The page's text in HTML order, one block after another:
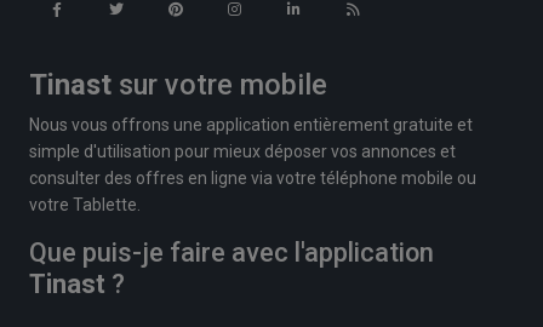
Tinast sur votre mobile
Nous vous offrons une application entièrement gratuite et
simple d'utilisation pour mieux déposer vos annonces et
consulter des offres en ligne via votre téléphone mobile ou
votre Tablette.
Que puis-je faire avec l'application
Tinast ?